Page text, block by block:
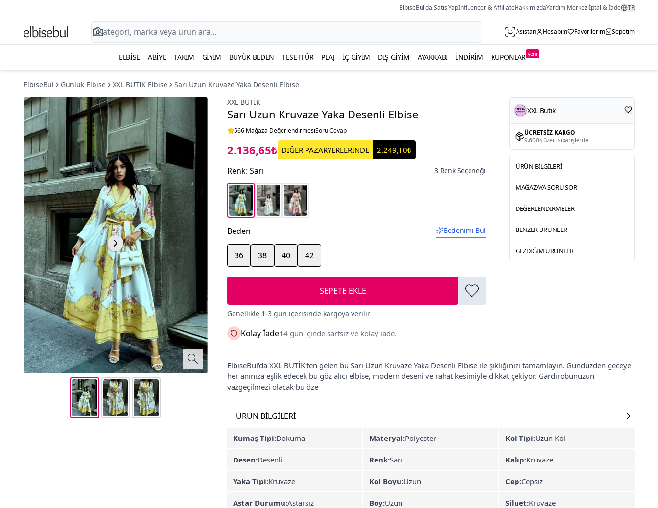
ElbiseBul'da Satış YapInfluencer & AffiliateHakkımızdaYardım Merkeziİptal & İade TR
Asistan Hesabım Favorilerim Sepetim
ELBISE ABIYE TAKIM GIYIM BÜYÜK BEDEN TESETTÜR PLAJ İÇ GIYIM DIŞ GIYIM AYAKKABI İNDIRIM KUPONLAR yeni
ElbiseBul Günlük Elbise XXL BUTİK Elbise
Sarı Uzun Kruvaze Yaka Desenli Elbise
XXL BUTİK
Sarı Uzun Kruvaze Yaka Desenli Elbise
566 Mağaza DeğerlendirmesiSoru Cevap
2.136,65₺ DİĞER PAZARYERLERİNDE 2.249,10₺
Renk: Sarı 3 Renk Seçeneği
Beden Bedenimi Bul
36 38 40 42
SEPETE EKLE
Genellikle 1-3 gün içerisinde kargoya verilir
Kolay İade14 gün içinde şartsız ve kolay iade.
XXL Butik
ÜCRETSIZ KARGO
9.600₺ üzeri siparişlerde
ÜRÜN BILGILERI
MAĞAZAYA SORU SOR
DEĞERLENDIRMELER
BENZER ÜRÜNLER
GEZDIĞIM ÜRÜNLER
ElbiseBul'da XXL BUTİK'ten gelen bu Sarı Uzun Kruvaze Yaka Desenli Elbise ile şıklığınızı tamamlayın. Gündüzden geceye
her anınıza eşlik edecek bu göz alıcı elbise, modern deseni ve rahat kesimiyle dikkat çekiyor. Gardırobunuzun
vazgeçilmezi olacak bu öze
ÜRÜN BILGILERI
Kumaş Tipi:Dokuma Materyal:Polyester Kol Tipi:Uzun Kol
Desen:Desenli Renk:Sarı Kalıp:Kruvaze
Yaka Tipi:Kruvaze Kol Boyu:Uzun Cep:Cepsiz
Astar Durumu:Astarsız Boy:Uzun Siluet:Kruvaze